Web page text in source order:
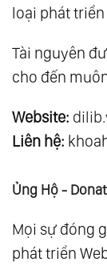
loại phát
Tài nguyên
cho đến
Website:
Liên hệ:
Ủng Hộ -
Mọi sự đóng
phát triển